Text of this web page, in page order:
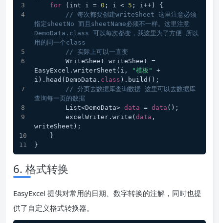
for (int i = 0 ; i < 5 ; i++) {
// 每次都要创建writeSheet 这里注意必须
指定sheetNo 而且sheetName必须不一样。这里注意
DemoData.class 可以每次都变，我这里为了方便 所以
用的同一个class
// 实际上可以一直变
EasyExcel.writerSheet(i,
"模板"
+
i).head(DemoData. class ).build();
// 分页去数据库查询数据 这里可以去数据库
查询每一页的数据
        List<DemoData>
data = data ();
        excelWriter.write(
data ,
writeSheet);
    }
}
6. 格式转换
EasyExcel 提供对常用的日期、数字转换的注解，同时也提
供了自定义格式转换器。